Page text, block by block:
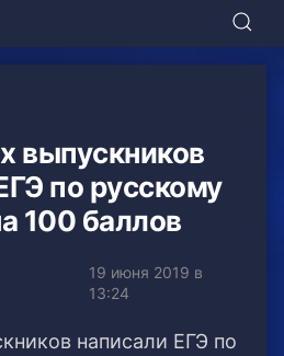
выпускников
по русскому
100 баллов
19 июня 2019 в
13:24
написали ЕГЭ по